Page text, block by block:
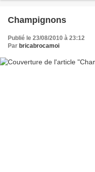
Champignons
Publié le 23/08/2010 à 23:12
Par bricabrocamoi